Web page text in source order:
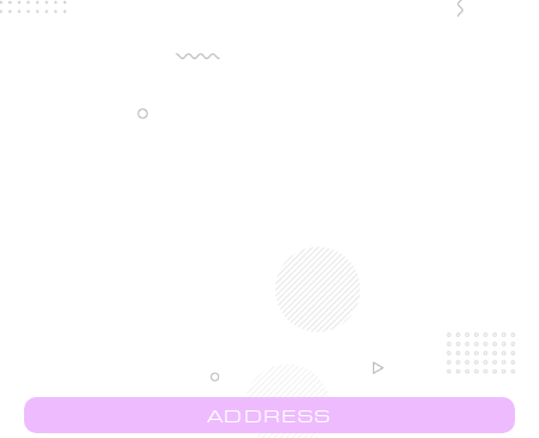
ADDRESS